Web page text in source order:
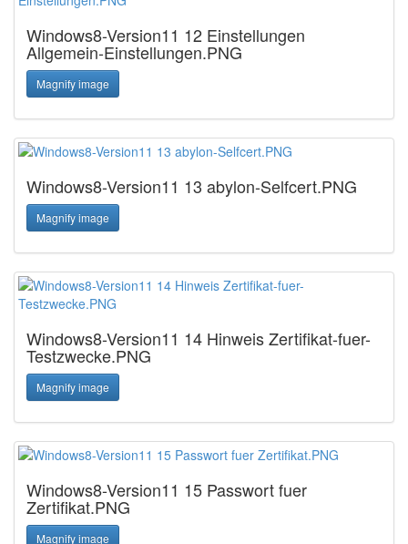
Windows8-Version11 12 Einstellungen
Allgemein-Einstellungen.PNG
Magnify image
Windows8-Version11 13 abylon-Selfcert.PNG
Magnify image
Windows8-Version11 14 Hinweis Zertifikat-fuer-
Testzwecke.PNG
Magnify image
Windows8-Version11 15 Passwort fuer
Zertifikat.PNG
Magnify image